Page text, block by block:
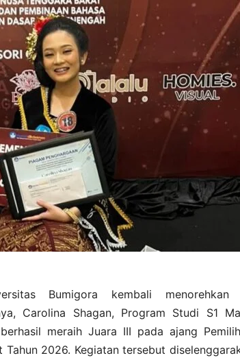
Bumigora kembali menorehkan
Carolina Shagan, Program Studi S1
meraih Juara III pada ajang
Tahun 2026. Kegiatan tersebut